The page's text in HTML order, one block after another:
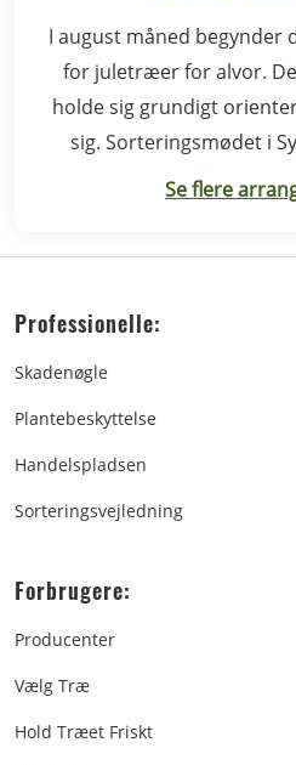
I august måned
for juletræer for alvor.
holde sig grundigt
sig. Sorteringsmødet i
Se flere
Professionelle:
Skadenøgle
Plantebeskyttelse
Handelspladsen
Sorteringsvejledning
Forbrugere:
Producenter
Vælg Træ
Hold Træet Friskt